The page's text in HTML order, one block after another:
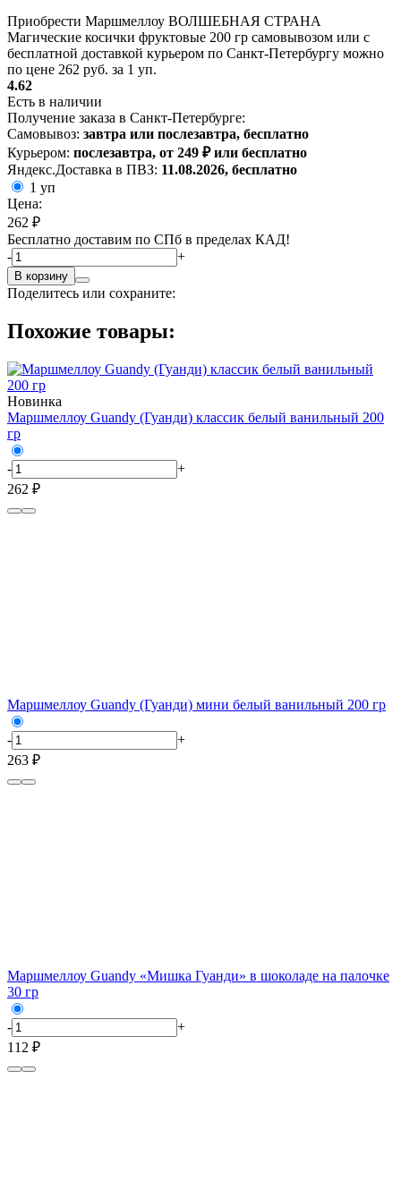
Приобрести Маршмеллоу ВОЛШЕБНАЯ СТРАНА
Магические косички фруктовые 200 гр самовывозом или с
бесплатной доставкой курьером по Санкт-Петербургу можно
по цене 262 руб. за 1 уп.
4.62
Есть в наличии
Получение заказа в Санкт-Петербурге:
Самовывоз: завтра или послезавтра, бесплатно
Курьером: послезавтра, от 249 ₽ или бесплатно
Яндекс.Доставка в ПВЗ: 11.08.2026, бесплатно
1 уп
Цена:
262 ₽
Бесплатно доставим по СПб в пределах КАД!
-
+
В корзину
Поделитесь или сохраните:
Похожие товары:
Новинка
Маршмеллоу Guandy (Гуанди) классик белый ванильный 200
гр
-
+
262 ₽
Маршмеллоу Guandy (Гуанди) мини белый ванильный 200 гр
-
+
263 ₽
Маршмеллоу Guandy «Мишка Гуанди» в шоколаде на палочке
30 гр
-
+
112 ₽